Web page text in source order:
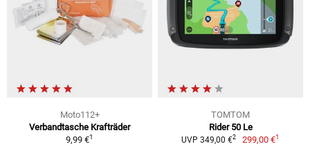
Moto112+
Verbandtasche Krafträder
9,99 €1
TOMTOM
Rider 50 Le
UVP 349,00 €2 299,00 €1